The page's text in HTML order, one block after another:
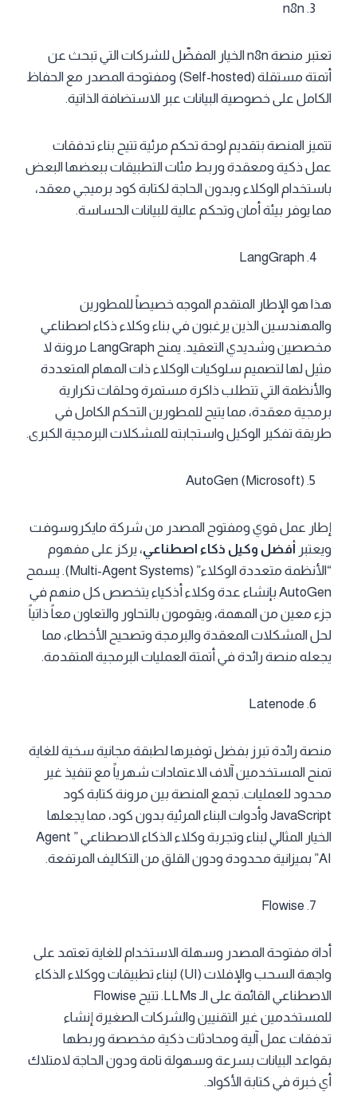
n8n
تعتبر منصة n8n الخيار المفضّل للشركات التي تبحث عن
أتمتة مستقلة (Self-hosted) ومفتوحة المصدر مع الحفاظ
الكامل على خصوصية البيانات عبر الاستضافة الذاتية.
تتميز المنصة بتقديم لوحة تحكم مرئية تتيح بناء تدفقات
عمل ذكية ومعقدة وربط مئات التطبيقات ببعضها البعض
باستخدام الوكلاء وبدون الحاجة لكتابة كود برميجي معقد،
مما يوفر بيئة أمان وتحكم عالية للبيانات الحساسة.
LangGraph
هذا هو الإطار المتقدم الموجه خصيصاً للمطورين
والمهندسين الذين يرغبون في بناء وكلاء ذكاء اصطناعي
مخصصين وشديدي التعقيد. يمنح LangGraph مرونة لا
مثيل لها لتصميم سلوكيات الوكلاء ذات المهام المتعددة
والأنظمة التي تتطلب ذاكرة مستمرة وحلقات تكرارية
برمجية معقدة، مما يتيح للمطورين التحكم الكامل في
طريقة تفكير الوكيل واستجابته للمشكلات البرمجية الكبرى.
AutoGen (Microsoft)
إطار عمل قوي ومفتوح المصدر من شركة مايكروسوفت
ويعتبر أفضل وكيل ذكاء اصطناعي، يركز على مفهوم
“الأنظمة متعددة الوكلاء” (Multi-Agent Systems). يسمح
AutoGen بإنشاء عدة وكلاء أذكياء يتخصص كل منهم في
جزء معين من المهمة، ويقومون بالتحاور والتعاون معاً ذاتياً
لحل المشكلات المعقدة والبرمجة وتصحيح الأخطاء، مما
يجعله منصة رائدة في أتمتة العمليات البرمجية المتقدمة.
Latenode
منصة رائدة تبرز بفضل توفيرها لطبقة مجانية سخية للغاية
تمنح المستخدمين آلاف الاعتمادات شهرياً مع تنفيذ غير
محدود للعمليات. تجمع المنصة بين مرونة كتابة كود
JavaScript وأدوات البناء المرئية بدون كود، مما يجعلها
الخيار المثالي لبناء وتجربة وكلاء الذكاء الاصطناعي ” Agent
AI” بميزانية محدودة ودون القلق من التكاليف المرتفعة.
Flowise
أداة مفتوحة المصدر وسهلة الاستخدام للغاية تعتمد على
واجهة السحب والإفلات (UI) لبناء تطبيقات ووكلاء الذكاء
الاصطناعي القائمة على الـ LLMs. تتيح Flowise
للمستخدمين غير التقنيين والشركات الصغيرة إنشاء
تدفقات عمل آلية ومحادثات ذكية مخصصة وربطها
بقواعد البيانات بسرعة وسهولة تامة ودون الحاجة لامتلاك
أي خبرة في كتابة الأكواد.